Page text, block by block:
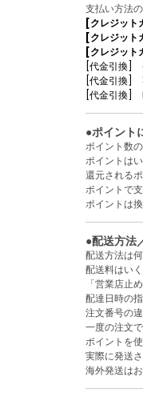
支払い方法
[クレジット
[クレジット
[クレジット
[代金引換]
[代金引換]
[代金引換]
●ポイント
ポイント数
ポイントは
還元される
ポイントで
ポイントは
●配送方法
配送方法は
配送料はい
「営業店止
配達日時の
注文番号の
一度の注文
ポイントを
実際に発送
海外発送は